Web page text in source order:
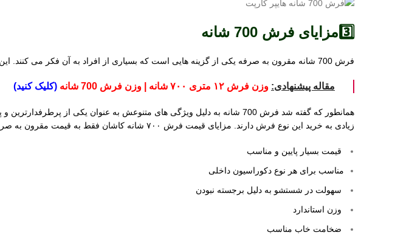
3️⃣مزایای فرش 700 شانه
فرش 700 شانه مقرون به صرفه یکی از گزینه هایی است که بسیاری از افراد به آن فکر می کنند. این فرش ها به دلیل وزن بالا در سایزهای 6، 9 و 12 متری با قیمت مناسب به فروش می رسد.
مقاله پیشنهادی: وزن فرش ۱۲ متری ۷۰۰ شانه | وزن فرش 700 شانه (کلیک کنید)
همانطور که گفته شد فرش 700 شانه به دلیل ویژگی های متنوعش به عنوان یکی
زیادی به خرید این نوع فرش دارند. مزایای قیمت فرش ۷۰۰ شانه کاشان فقط به قیمت مقرون به صرفه آن محدود نمی شود. از دیگر ویژگی های مثبت این فرش ها می توان به موارد زیر اشاره کرد:
قیمت بسیار پایین و مناسب
مناسب برای هر نوع دکوراسیون داخلی
سهولت در شستشو به دلیل برجسته نبودن
وزن استاندارد
ضخامت خاب مناسب